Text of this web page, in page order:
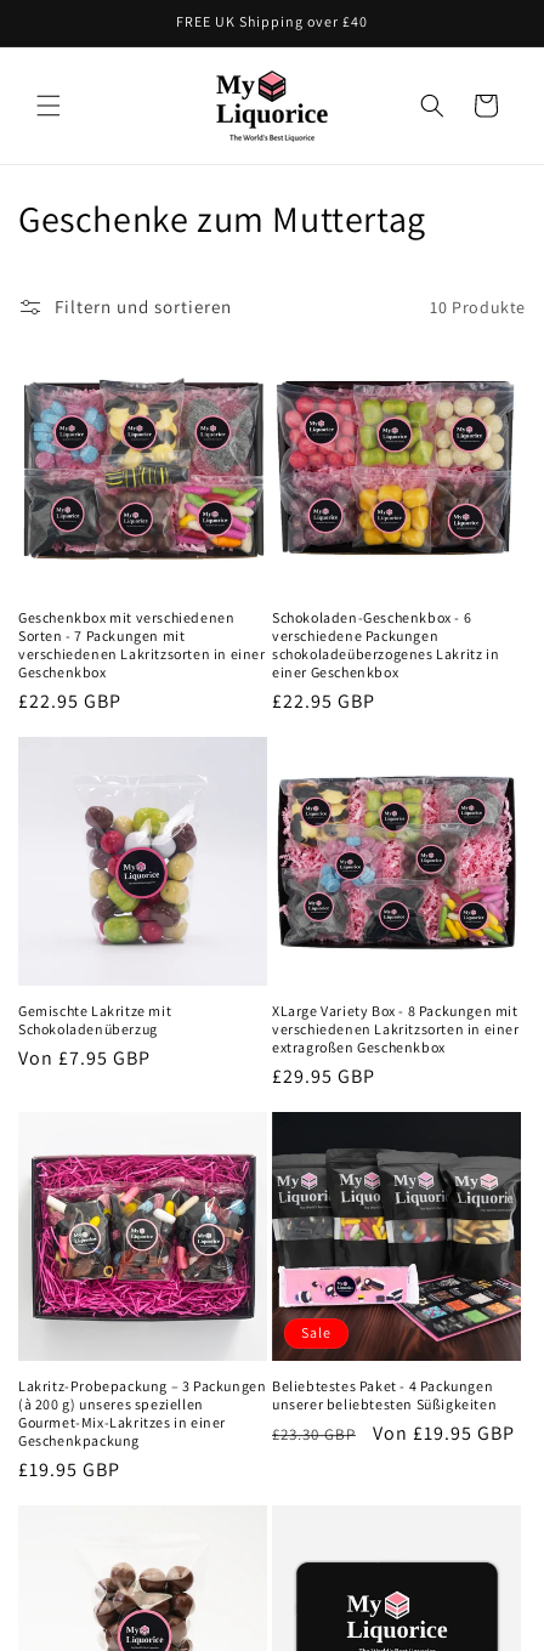
Inhalt
FREE UK Shipping over £40
Warenkorb
K
t
g
o
r
i
:
Geschenke zum Muttertag
Filtern und sortieren 10 Produkte
Geschenkbox mit verschiedenen
Sorten - 7 Packungen mit
verschiedenen Lakritzsorten in einer
Geschenkbox
Normaler
£22.95 GBP
Schokoladen-Geschenkbox - 6
verschiedene Packungen
schokoladeüberzogenes Lakritz in
einer Geschenkbox
Normaler
£22.95 GBP
Gemischte Lakritze mit
Schokoladenüberzug
Normaler
Von £7.95 GBP
XLarge Variety Box - 8 Packungen mit
verschiedenen Lakritzsorten in einer
extragroßen Geschenkbox
Normaler
£29.95 GBP
Lakritz-Probepackung – 3 Packungen
(à 200 g) unseres speziellen
Gourmet-Mix-Lakritzes in einer
Geschenkpackung
Normaler
£19.95 GBP
Sale
Beliebtestes Paket - 4 Packungen
unserer beliebtesten Süßigkeiten
Normaler
£23.30 GBP Verkaufspreis
Von £19.95 GBP